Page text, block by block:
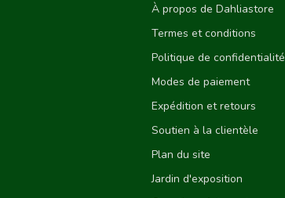
À propos de Dahliastore
Termes et conditions
Politique de confidentialité
Modes de paiement
Expédition et retours
Soutien à la clientèle
Plan du site
Jardin d'exposition